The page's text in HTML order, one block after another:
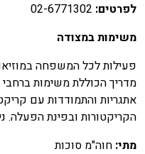
02-6771302
במצודה
לכל המשפחה במוזיאון
הכוללת משימות ברחבי
והתמודדות עם
ובפינת הפעלה.
חוה"מ סוכות